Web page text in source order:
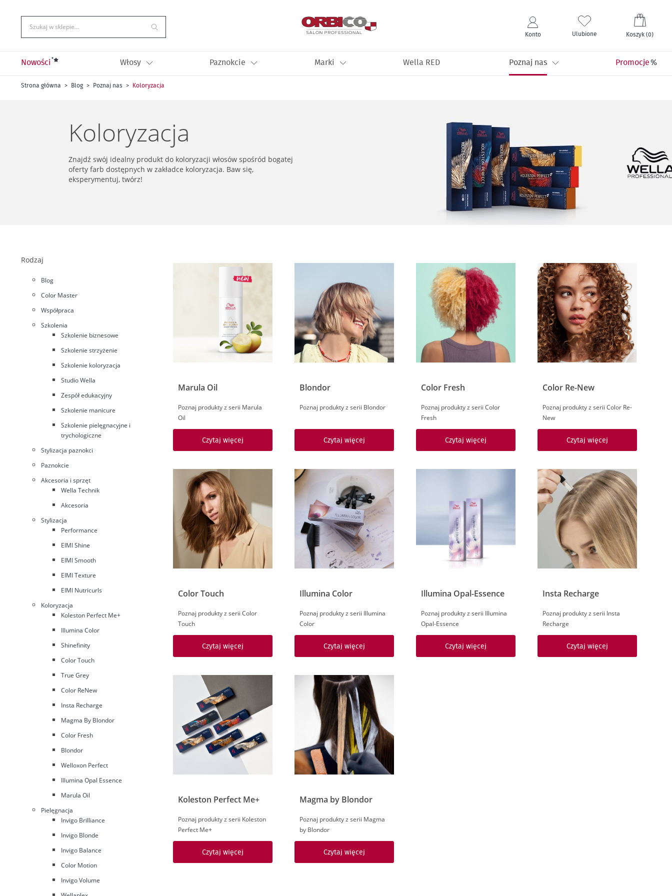
do
treści
Szukaj w sklepie…
Konto Ulubione Koszyk (0)
Nowości Włosy Paznokcie Marki Wella RED Poznaj nas Promocje
Strona główna Blog Poznaj nas Koloryzacja
Koloryzacja
Znajdź swój idealny produkt do koloryzacji włosów spośród bogatej
oferty farb dostępnych w zakładce koloryzacja. Baw się,
eksperymentuj, twórz!
Marula Oil
Poznaj produkty z serii Marula
Oil
Czytaj więcej
Blondor
Poznaj produkty z serii Blondor
Czytaj więcej
Color Fresh
Poznaj produkty z serii Color
Fresh
Czytaj więcej
Color Re-New
Poznaj produkty z serii Color Re-
New
Czytaj więcej
Color Touch
Poznaj produkty z serii Color
Touch
Czytaj więcej
Illumina Color
Poznaj produkty z serii Illumina
Color
Czytaj więcej
Illumina Opal-Essence
Poznaj produkty z serii Illumina
Opal-Essence
Czytaj więcej
Insta Recharge
Poznaj produkty z serii Insta
Recharge
Czytaj więcej
Koleston Perfect Me+
Poznaj produkty z serii Koleston
Perfect Me+
Czytaj więcej
Magma by Blondor
Poznaj produkty z serii Magma
by Blondor
Czytaj więcej
Rodzaj
Blog
Color Master
Współpraca
Szkolenia
Szkolenie biznesowe
Szkolenie strzyżenie
Szkolenie koloryzacja
Studio Wella
Zespół edukacyjny
Szkolenie manicure
Szkolenie pielęgnacyjne i
trychologiczne
Stylizacja paznokci
Paznokcie
Akcesoria i sprzęt
Wella Technik
Akcesoria
Stylizacja
Performance
EIMI Shine
EIMI Smooth
EIMI Texture
EIMI Nutricurls
Koloryzacja
Koleston Perfect Me+
Illumina Color
Shinefinity
Color Touch
True Grey
Color ReNew
Insta Recharge
Magma By Blondor
Color Fresh
Blondor
Welloxon Perfect
Illumina Opal Essence
Marula Oil
Pielęgnacja
Invigo Brilliance
Invigo Blonde
Invigo Balance
Color Motion
Invigo Volume